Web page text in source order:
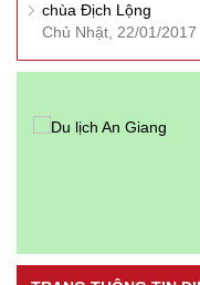
chùa Địch Lộng
Chủ Nhật, 22/01/2017